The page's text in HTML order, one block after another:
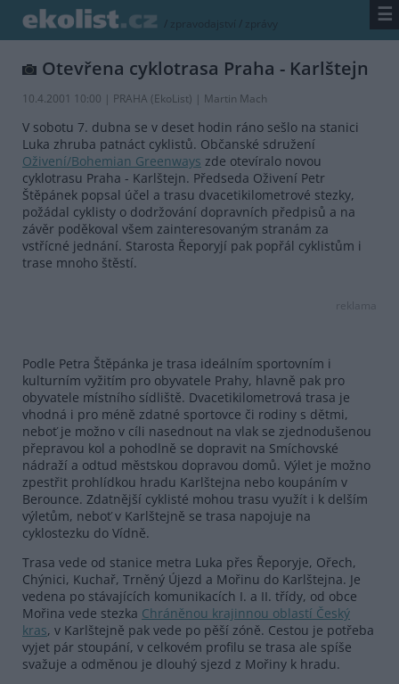
/ zpravodajství / zprávy ☰
Otevřena cyklotrasa Praha - Karlštejn
10.4.2001 10:00 | PRAHA (EkoList) | Martin Mach
V sobotu 7. dubna se v deset hodin ráno sešlo na stanici
Luka zhruba patnáct cyklistů. Občanské sdružení
Oživení/Bohemian Greenways zde otevíralo novou
cyklotrasu Praha - Karlštejn. Předseda Oživení Petr
Štěpánek popsal účel a trasu dvacetikilometrové stezky,
požádal cyklisty o dodržování dopravních předpisů a na
závěr poděkoval všem zainteresovaným stranám za
vstřícné jednání. Starosta Řeporyjí pak popřál cyklistům i
trase mnoho štěstí.
reklama
Podle Petra Štěpánka je trasa ideálním sportovním i
kulturním vyžitím pro obyvatele Prahy, hlavně pak pro
obyvatele místního sídliště. Dvacetikilometrová trasa je
vhodná i pro méně zdatné sportovce či rodiny s dětmi,
neboť je možno v cíli nasednout na vlak se zjednodušenou
přepravou kol a pohodlně se dopravit na Smíchovské
nádraží a odtud městskou dopravou domů. Výlet je možno
zpestřit prohlídkou hradu Karlštejna nebo koupáním v
Berounce. Zdatnější cyklisté mohou trasu využít i k delším
výletům, neboť v Karlštejně se trasa napojuje na
cyklostezku do Vídně.
Trasa vede od stanice metra Luka přes Řeporyje, Ořech,
Chýnici, Kuchař, Trněný Újezd a Mořinu do Karlštejna. Je
vedena po stávajících komunikacích I. a II. třídy, od obce
Mořina vede stezka Chráněnou krajinnou oblastí Český
kras, v Karlštejně pak vede po pěší zóně. Cestou je potřeba
vyjet pár stoupání, v celkovém profilu se trasa ale spíše
svažuje a odměnou je dlouhý sjezd z Mořiny k hradu.